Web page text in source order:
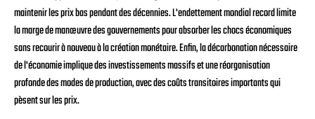
maintenir les prix bas pendant des décennies. L'endettement mondial record limite
la marge de manœuvre des gouvernements pour absorber les chocs économiques
sans recourir à nouveau à la création monétaire. Enfin, la décarbonation nécessaire
de l'économie implique des investissements massifs et une réorganisation
profonde des modes de production, avec des coûts transitoires importants qui
pèsent sur les prix.